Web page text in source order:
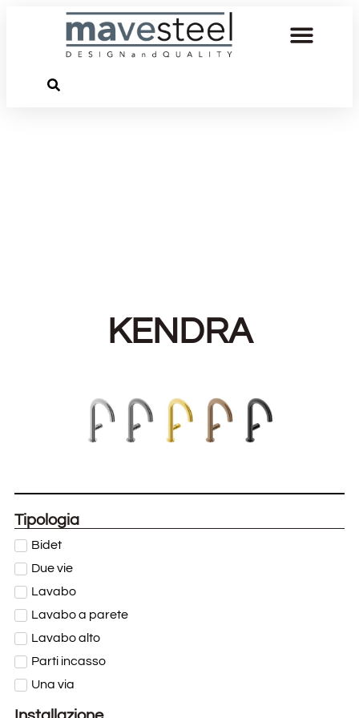
KENDRA
Tipologia
Bidet
Due vie
Lavabo
Lavabo a parete
Lavabo alto
Parti incasso
Una via